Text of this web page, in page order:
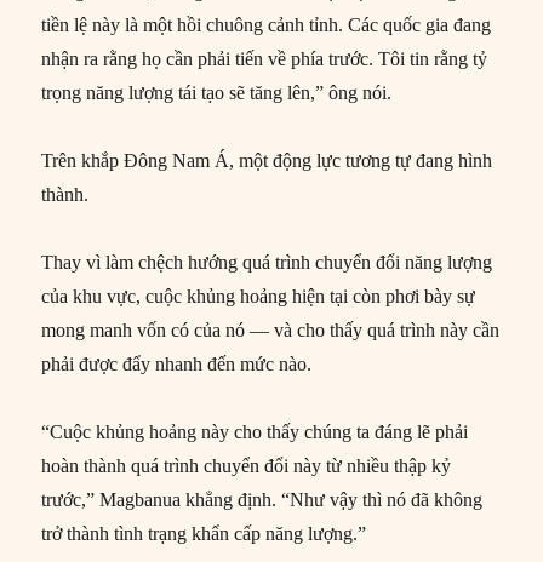
tiền lệ này là một hồi chuông cảnh tỉnh. Các quốc gia đang
nhận ra rằng họ cần phải tiến về phía trước. Tôi tin rằng tỷ
trọng năng lượng tái tạo sẽ tăng lên,” ông nói.
Trên khắp Đông Nam Á, một động lực tương tự đang hình
thành.
Thay vì làm chệch hướng quá trình chuyển đổi năng lượng
của khu vực, cuộc khủng hoảng hiện tại còn phơi bày sự
mong manh vốn có của nó — và cho thấy quá trình này cần
phải được đẩy nhanh đến mức nào.
“Cuộc khủng hoảng này cho thấy chúng ta đáng lẽ phải
hoàn thành quá trình chuyển đổi này từ nhiều thập kỷ
trước,” Magbanua khẳng định. “Như vậy thì nó đã không
trở thành tình trạng khẩn cấp năng lượng.”